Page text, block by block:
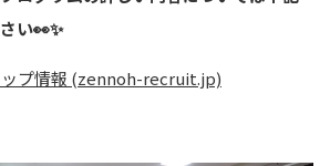
い👀✨
ップ情報 (zennoh-recruit.jp)